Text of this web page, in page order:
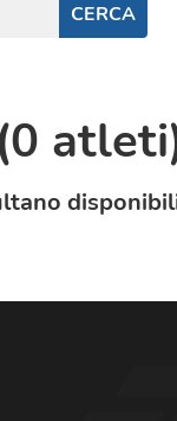
CERCA
(0 atleti